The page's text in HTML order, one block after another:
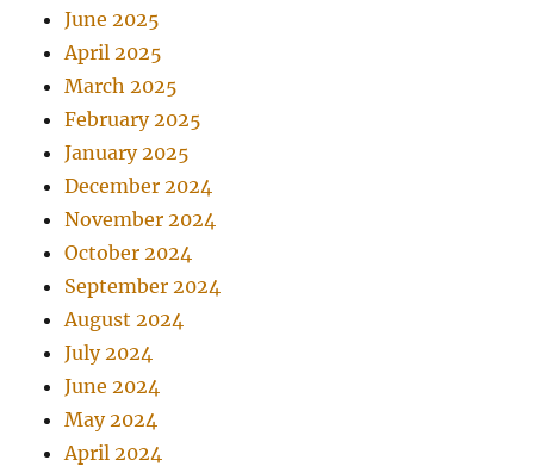
June 2025
April 2025
March 2025
February 2025
January 2025
December 2024
November 2024
October 2024
September 2024
August 2024
July 2024
June 2024
May 2024
April 2024